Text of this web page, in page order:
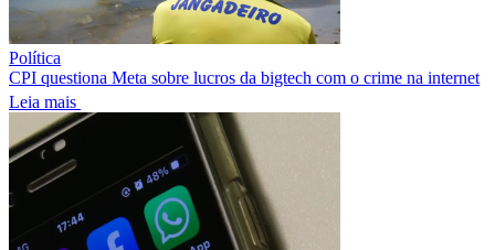
Política
CPI questiona Meta sobre lucros da bigtech com o crime na internet
Leia mais